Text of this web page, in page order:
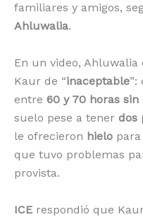
familiares y amigos,
Ahluwalia.
En un video,
Kaur de “inaceptable”:
entre 60 y 70 horas sin
suelo pese a tener dos
le ofrecieron hielo
que tuvo problemas
provista.
ICE respondió que